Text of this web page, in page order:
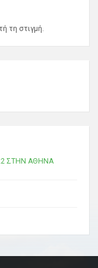
τη στιγμή.
ΣΤΗΝ ΑΘΗΝΑ